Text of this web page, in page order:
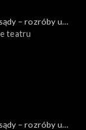
– rozróby u
teatru
– rozróby u